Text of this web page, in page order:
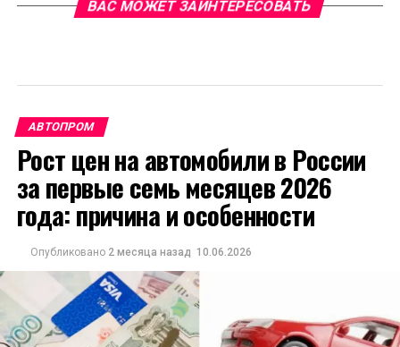
ВАС МОЖЕТ ЗАИНТЕРЕСОВАТЬ
АВТОПРОМ
Рост цен на автомобили в России
за первые семь месяцев 2026
года: причина и особенности
Опубликовано 2 месяца назад 10.06.2026